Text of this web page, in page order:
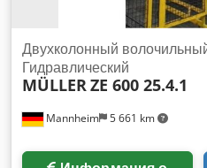
Mannheim 5 661 km
Двухколонный
Гидравлический
MÜLLERZE 600 25.4.1